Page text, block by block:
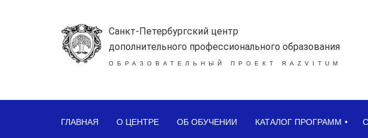
Санкт-Петербургский центр
дополнительного профессионального образования
ОБРАЗОВАТЕЛЬНЫЙ ПРОЕКТ RAZVITUM
ГЛАВНАЯ О ЦЕНТРЕ ОБ ОБУЧЕНИИ КАТАЛОГ ПРОГРАММ